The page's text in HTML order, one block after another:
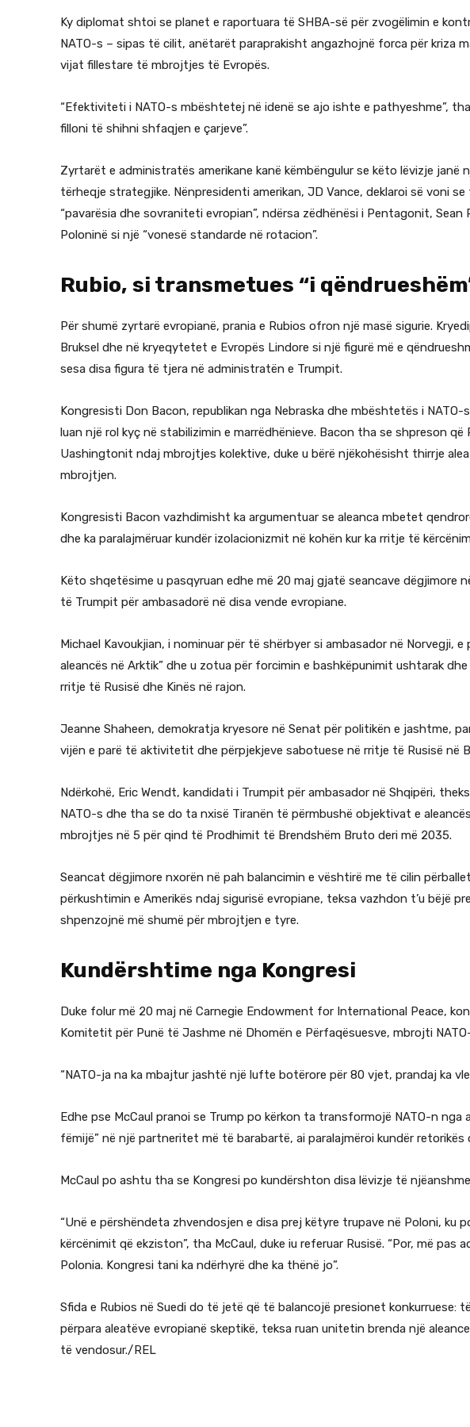
Ky diplomat shtoi se planet e raportuara të SHBA-së për zvogëlimin e
NATO-s – sipas të cilit, anëtarët paraprakisht angazhojnë forca për kriza
vijat fillestare të mbrojtjes të Evropës.
“Efektiviteti i NATO-s mbështetej në idenë se ajo ishte e pathyeshme”, tha
filloni të shihni shfaqjen e çarjeve”.
Zyrtarët e administratës amerikane kanë këmbëngulur se këto lëvizje janë
tërheqje strategjike. Nënpresidenti amerikan, JD Vance, deklaroi së voni
“pavarësia dhe sovraniteti evropian”, ndërsa zëdhënësi i Pentagonit, Sean
Poloninë si një “vonesë standarde në rotacion”.
Rubio, si transmetues “i
Për shumë zyrtarë evropianë, prania e Rubios ofron një masë sigurie.
Bruksel dhe në kryeqytetet e Evropës Lindore si një figurë më e
sesa disa figura të tjera në administratën e Trumpit.
Kongresisti Don Bacon, republikan nga Nebraska dhe mbështetës i NATO-
luan një rol kyç në stabilizimin e marrëdhënieve. Bacon tha se shpreson
Uashingtonit ndaj mbrojtjes kolektive, duke u bërë njëkohësisht thirrje
mbrojtjen.
Kongresisti Bacon vazhdimisht ka argumentuar se aleanca mbetet
dhe ka paralajmëruar kundër izolacionizmit në kohën kur ka rritje të
Këto shqetësime u pasqyruan edhe më 20 maj gjatë seancave dëgjimore
të Trumpit për ambasadorë në disa vende evropiane.
Michael Kavoukjian, i nominuar për të shërbyer si ambasador në Norvegji,
aleancës në Arktik” dhe u zotua për forcimin e bashkëpunimit ushtarak
rritje të Rusisë dhe Kinës në rajon.
Jeanne Shaheen, demokratja kryesore në Senat për politikën e jashtme,
vijën e parë të aktivitetit dhe përpjekjeve sabotuese në rritje të Rusisë në
Ndërkohë, Eric Wendt, kandidati i Trumpit për ambasador në Shqipëri,
NATO-s dhe tha se do ta nxisë Tiranën të përmbushë objektivat e
mbrojtjes në 5 për qind të Prodhimit të Brendshëm Bruto deri më 2035.
Seancat dëgjimore nxorën në pah balancimin e vështirë me të cilin
përkushtimin e Amerikës ndaj sigurisë evropiane, teksa vazhdon t’u bëjë
shpenzojnë më shumë për mbrojtjen e tyre.
Kundërshtime nga Kongresi
Duke folur më 20 maj në Carnegie Endowment for International Peace,
Komitetit për Punë të Jashme në Dhomën e Përfaqësuesve, mbrojti
“NATO-ja na ka mbajtur jashtë një lufte botërore për 80 vjet, prandaj ka
Edhe pse McCaul pranoi se Trump po kërkon ta transformojë NATO-n nga
fëmijë” në një partneritet më të barabartë, ai paralajmëroi kundër
McCaul po ashtu tha se Kongresi po kundërshton disa lëvizje të
“Unë e përshëndeta zhvendosjen e disa prej këtyre trupave në Poloni, ku
kërcënimit që ekziston”, tha McCaul, duke iu referuar Rusisë. “Por, më
Polonia. Kongresi tani ka ndërhyrë dhe ka thënë jo”.
Sfida e Rubios në Suedi do të jetë që të balancojë presionet konkurruese:
përpara aleatëve evropianë skeptikë, teksa ruan unitetin brenda një
të vendosur./REL